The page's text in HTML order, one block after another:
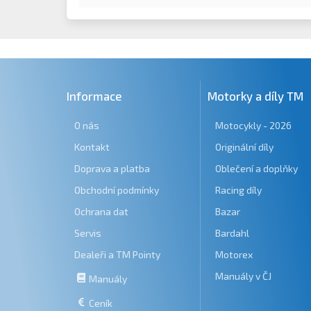
Informace
O nás
Kontakt
Doprava a platba
Obchodní podmínky
Ochrana dat
Servis
Dealeři a TM Pointy
Manuály
Ceník
Motorky a díly TM
Motocykly - 2026
Originální díly
Oblečení a doplňky
Racing díly
Bazar
Bardahl
Motorex
Manuály v ČJ